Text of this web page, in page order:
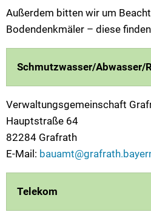
Außerdem bitten wir um
Bodendenkmäler – diese
Schmutzwasser/Abwasser/
Verwaltungsgemeinschaft
Hauptstraße 64
82284 Grafrath
E-Mail:
Telekom